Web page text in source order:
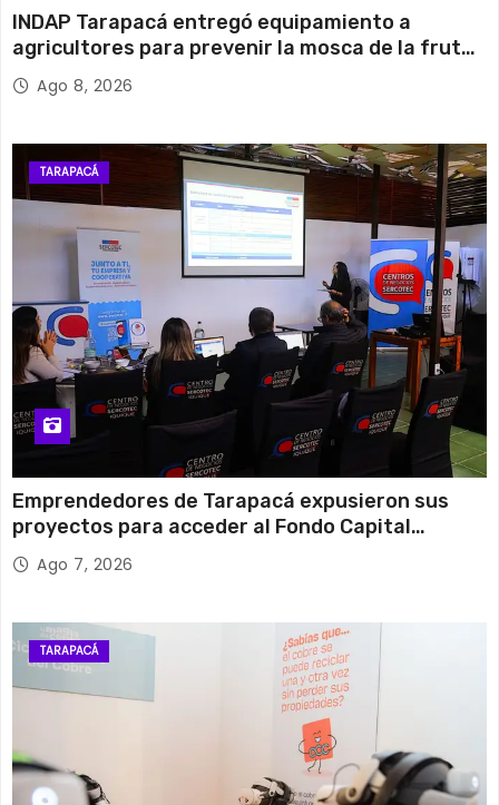
INDAP Tarapacá entregó equipamiento a
agricultores para prevenir la mosca de la fruta
en Pica
Ago 8, 2026
TARAPACÁ
Emprendedores de Tarapacá expusieron sus
proyectos para acceder al Fondo Capital
Semilla de SERCOTEC
Ago 7, 2026
TARAPACÁ